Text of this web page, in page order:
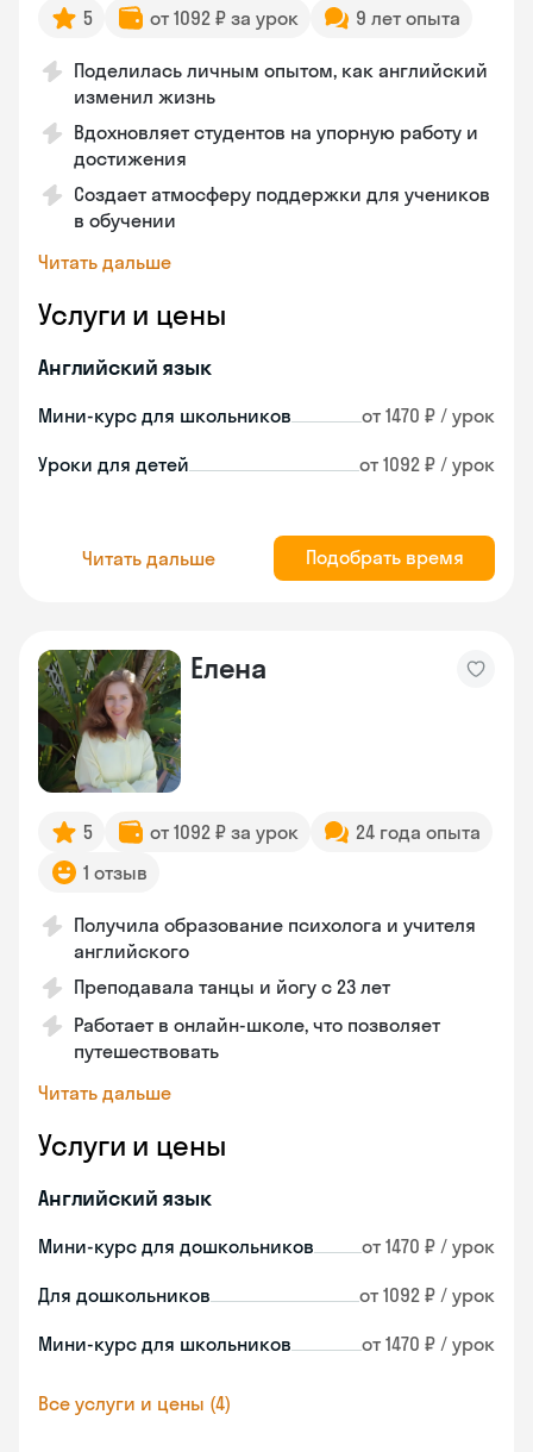
5 от 1092 ₽ за урок 9 лет опыта
Поделилась личным опытом, как английский
изменил жизнь
Вдохновляет студентов на упорную работу и
достижения
Создает атмосферу поддержки для учеников
в обучении
Читать дальше
Услуги и цены
Английский язык
Мини-курс для школьников от 1470 ₽ / урок
Уроки для детей от 1092 ₽ / урок
Читать дальше Подобрать время
Елена
5 от 1092 ₽ за урок
24 года опыта
1 отзыв
Получила образование психолога и учителя
английского
Преподавала танцы и йогу с 23 лет
Работает в онлайн-школе, что позволяет
путешествовать
Читать дальше
Услуги и цены
Английский язык
Мини-курс для дошкольников от 1470 ₽ / урок
Для дошкольников от 1092 ₽ / урок
Мини-курс для школьников от 1470 ₽ / урок
Все услуги и цены (4)